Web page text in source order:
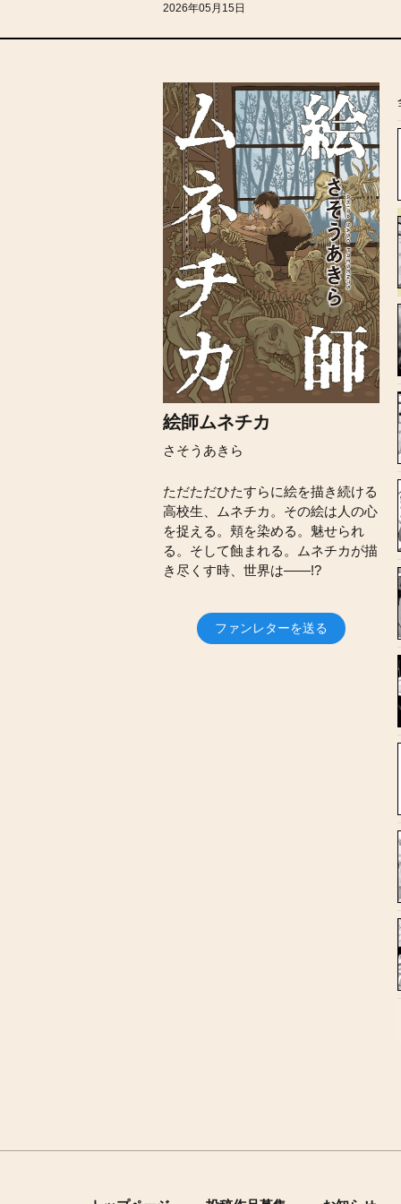
2026年05月15日
絵師ムネチカ
さそうあきら
ただただひたすらに絵を描き続ける
高校生、ムネチカ。その絵は人の心
を捉える。頬を染める。魅せられ
る。そして蝕まれる。ムネチカが描
き尽くす時、世界は――!?
ファンレターを送る